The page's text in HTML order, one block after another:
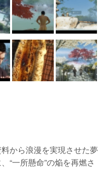
から浪漫を実現させた夢
“一所懸命”の焔を再燃さ